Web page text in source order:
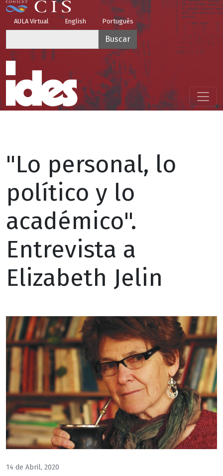
Pasar al contenido principal
Top Menu
AULA Virtual English Português
Menú principal
"Lo personal, lo
político y lo
académico".
Entrevista a
Elizabeth Jelin
14 de Abril, 2020